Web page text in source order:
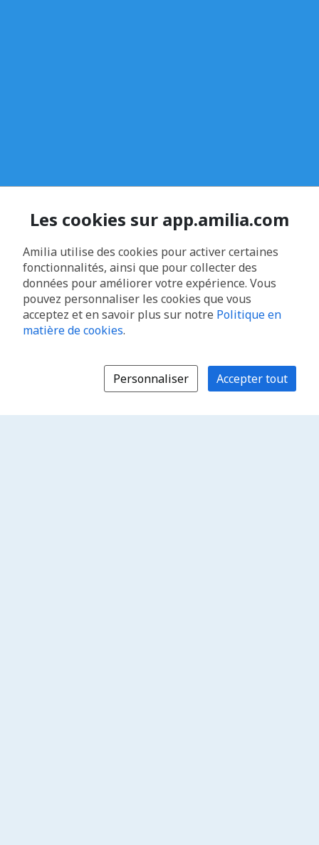
Les cookies sur app.amilia.com
Amilia utilise des cookies pour activer certaines
fonctionnalités, ainsi que pour collecter des
données pour améliorer votre expérience. Vous
pouvez personnaliser les cookies que vous
acceptez et en savoir plus sur notre Politique en
matière de cookies.
Personnaliser Accepter tout